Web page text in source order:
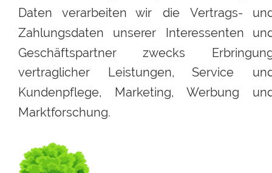
Daten
verarbeiten wir die Vertrags-
Zahlungsdaten
unserer Interessenten
Geschäftspartner
zwecks
vertraglicher
Leistungen, Service
Kundenpflege,
Marketing, Werbung
Marktforschung.